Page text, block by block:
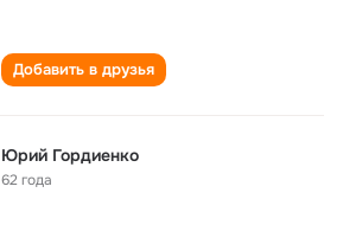
Добавить в друзья
Юрий Гордиенко
62 года